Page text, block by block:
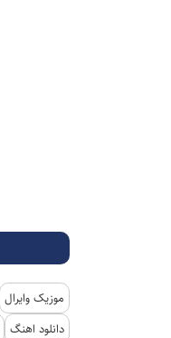
موزیک وایرال
دانلود اهنگ